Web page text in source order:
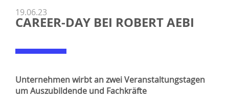
19.06.23
CAREER-DAY BEI ROBERT AEBI
Unternehmen wirbt an zwei Veranstaltungstagen
um Auszubildende und Fachkräfte